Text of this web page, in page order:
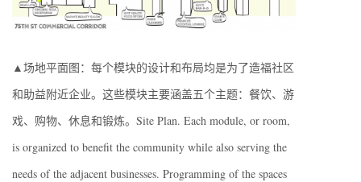
▲场地平面图：每个模块的设计和布局均是为了造福社区
和助益附近企业。这些模块主要涵盖五个主题：餐饮、游
戏、购物、休息和锻炼。Site Plan. Each module, or room,
is organized to benefit the community while also serving the
needs of the adjacent businesses. Programming of the spaces